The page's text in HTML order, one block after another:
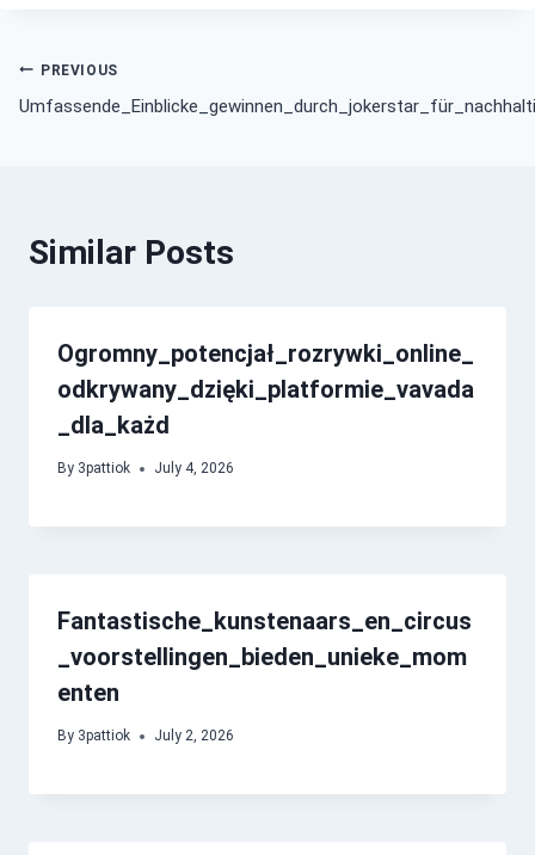
Post
navigation
PREVIOUS
Similar Posts
Ogromny_potencjał_rozrywki_online_
odkrywany_dzięki_platformie_vavada
_dla_każd
By 3pattiok July 4, 2026
Fantastische_kunstenaars_en_circus
_voorstellingen_bieden_unieke_mom
enten
By 3pattiok July 2, 2026